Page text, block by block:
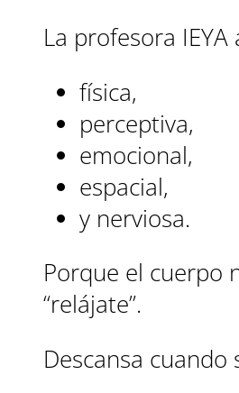
La profesora
física,
perceptiva,
emocional,
espacial,
y nerviosa.
Porque el cuerpo
“relájate”.
Descansa